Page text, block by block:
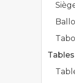
Tables